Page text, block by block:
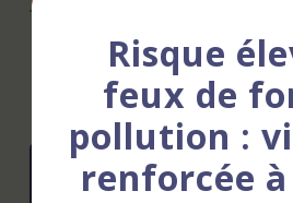
Mis à jour le 23
Tout
Risque
feux de
pollution :
renforcée à